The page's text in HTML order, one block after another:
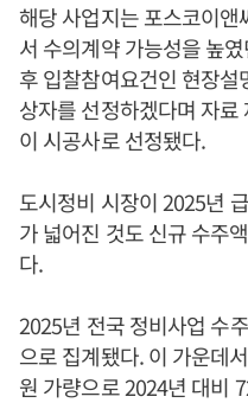
해당 사업지는 포스코이
서 수의계약 가능성을 높
후 입찰참여요건인 현장
상자를 선정하겠다며 자
이 시공사로 선정됐다.
도시정비 시장이 2025년
가 넓어진 것도 신규 수주
다.
2025년 전국 정비사업 수
으로 집계됐다. 이 가운데
원 가량으로 2024년 대비